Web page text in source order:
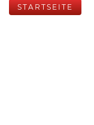
STARTSEITE